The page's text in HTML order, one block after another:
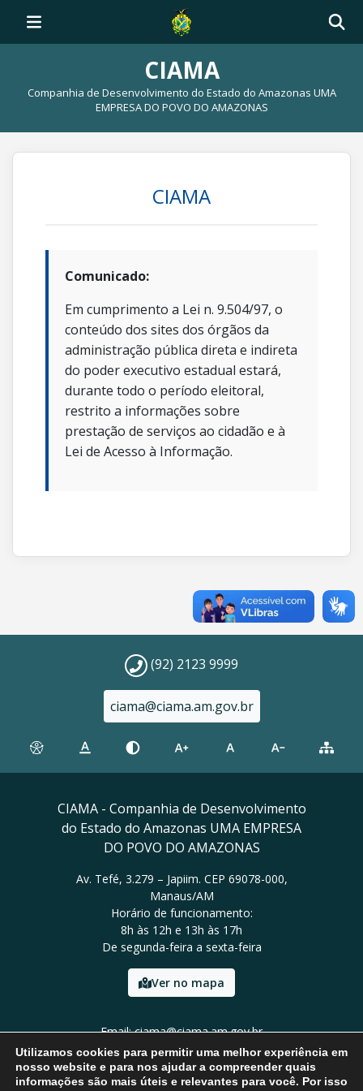
CIAMA
Companhia de Desenvolvimento do Estado do Amazonas UMA
EMPRESA DO POVO DO AMAZONAS
CIAMA
Comunicado:
Em cumprimento a Lei n. 9.504/97, o
conteúdo dos sites dos órgãos da
administração pública direta e indireta
do poder executivo estadual estará,
durante todo o período eleitoral,
restrito a informações sobre
prestação de serviços ao cidadão e à
Lei de Acesso à Informação.
(92) 2123 9999
ciama@ciama.am.gov.br
CIAMA - Companhia de Desenvolvimento
do Estado do Amazonas UMA EMPRESA
DO POVO DO AMAZONAS
Av. Tefé, 3.279 – Japiim. CEP 69078-000,
Manaus/AM
Horário de funcionamento:
8h às 12h e 13h às 17h
De segunda-feira a sexta-feira
Ver no mapa
Email: ciama@ciama.am.gov.br
Tel: (92) 2123 9999
Utilizamos cookies para permitir uma melhor experiência em
nosso website e para nos ajudar a compreender quais
informações são mais úteis e relevantes para você. Por isso